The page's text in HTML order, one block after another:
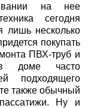
на нее
сегодня
лишь несколько
покупать
ПВХ-труб и
в доме часто
подходящего
также обычный
Ну и